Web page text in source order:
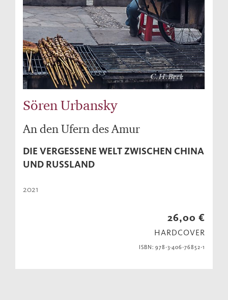
Sören Urbansky
An den Ufern des Amur
DIE VERGESSENE WELT ZWISCHEN CHINA
UND RUSSLAND
2021
26,00 €
HARDCOVER
ISBN: 978-3-406-76852-1